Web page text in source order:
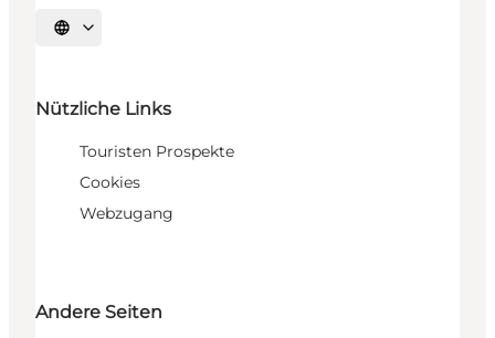
Sprache auswählen
Nützliche Links
Touristen Prospekte
Cookies
Webzugang
Andere Seiten